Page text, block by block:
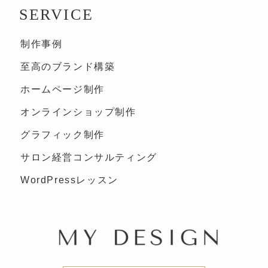
SERVICE
制作事例
至高のブランド構築
ホームページ制作
オンラインショップ制作
グラフィック制作
サロン経営コンサルティング
WordPressレッスン